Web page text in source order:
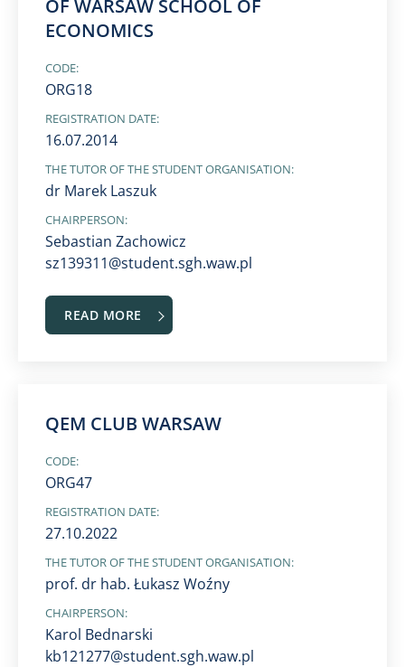
OF WARSAW SCHOOL OF
ECONOMICS
CODE:
ORG18
REGISTRATION DATE:
16.07.2014
THE TUTOR OF THE STUDENT ORGANISATION:
dr Marek Laszuk
CHAIRPERSON:
Sebastian Zachowicz
sz139311@student.sgh.waw.pl
READ MORE
QEM CLUB WARSAW
CODE:
ORG47
REGISTRATION DATE:
27.10.2022
THE TUTOR OF THE STUDENT ORGANISATION:
prof. dr hab. Łukasz Woźny
CHAIRPERSON:
Karol Bednarski
kb121277@student.sgh.waw.pl